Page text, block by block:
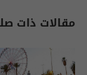
مقالات ذات